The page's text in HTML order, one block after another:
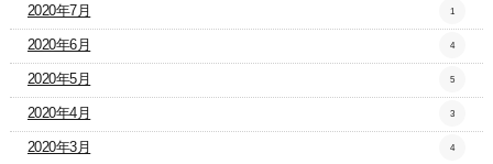
2020年7月 1
2020年6月 4
2020年5月 5
2020年4月 3
2020年3月 4